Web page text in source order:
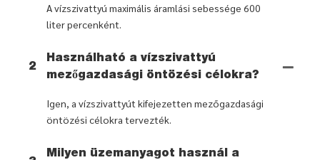
A vízszivattyú maximális áramlási sebessége 600
liter percenként.
2
Használható a vízszivattyú
mezőgazdasági öntözési célokra?
Igen, a vízszivattyút kifejezetten mezőgazdasági
öntözési célokra tervezték.
Milyen üzemanyagot használ a